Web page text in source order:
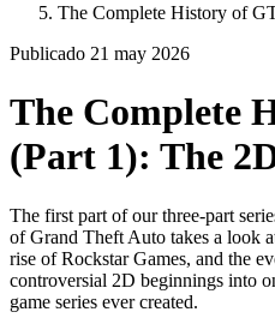
The Complete History of
Publicado 21 may 2026
The Complete
(Part 1): The
The first part of our three-part
of Grand Theft Auto takes a look
rise of Rockstar Games, and the
controversial 2D beginnings into
game series ever created.